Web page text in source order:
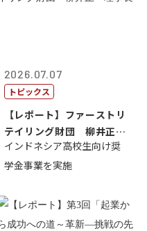
2026.07.07
トピックス
【レポート】ファーストリ
テイリング財団 柳井正
理事長
インドネシア高校生向け奨
学金事業を実施